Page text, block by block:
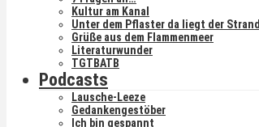
Kultur am Kanal
Unter dem Pflaster da liegt der Strand
Grüße aus dem Flammenmeer
Literaturwunder
TGTBATB
Podcasts
Lausche-Leeze
Gedankengestöber
Ich bin gespannt